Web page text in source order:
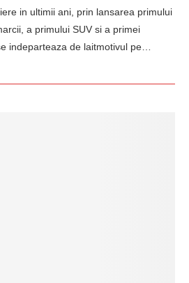
in ultimii ani, prin lansarea primului
a primului SUV si a primei
indeparteaza de laitmotivul pe…